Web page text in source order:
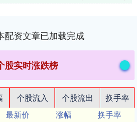
配资文章已加载完成
股实时涨跌榜
个股流入 个股流出
换手率
最新价 涨幅
换手率